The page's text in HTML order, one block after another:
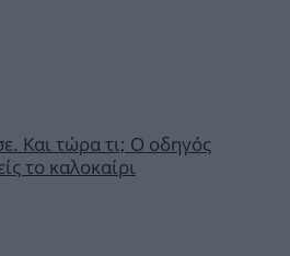
Και τώρα τι; Ο οδηγός
το καλοκαίρι